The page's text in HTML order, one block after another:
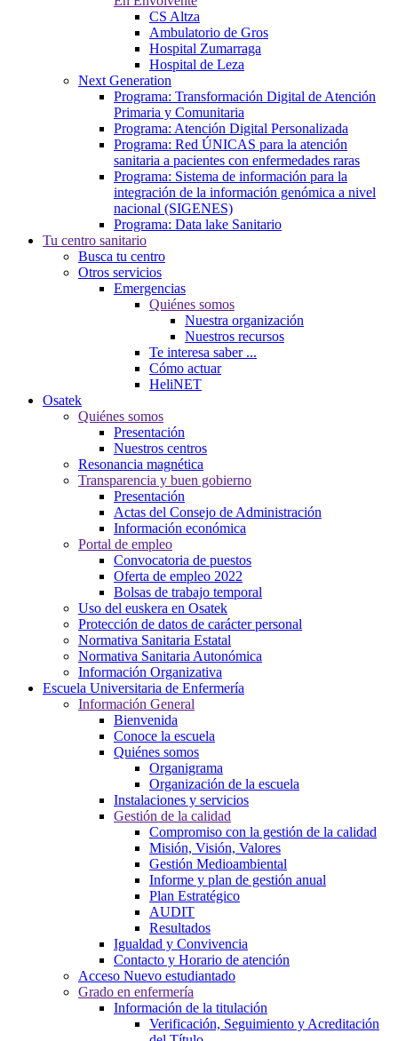
CS Altza
Ambulatorio de Gros
Hospital Zumarraga
Hospital de Leza
Next Generation
Programa: Transformación Digital de Atención
Primaria y Comunitaria
Programa: Atención Digital Personalizada
Programa: Red ÚNICAS para la atención
sanitaria a pacientes con enfermedades raras
Programa: Sistema de información para la
integración de la información genómica a nivel
nacional (SIGENES)
Programa: Data lake Sanitario
Tu centro sanitario
Busca tu centro
Otros servicios
Emergencias
Quiénes somos
Nuestra organización
Nuestros recursos
Te interesa saber ...
Cómo actuar
HeliNET
Osatek
Quiénes somos
Presentación
Nuestros centros
Resonancia magnética
Transparencia y buen gobierno
Presentación
Actas del Consejo de Administración
Información económica
Portal de empleo
Convocatoria de puestos
Oferta de empleo 2022
Bolsas de trabajo temporal
Uso del euskera en Osatek
Protección de datos de carácter personal
Normativa Sanitaria Estatal
Normativa Sanitaria Autonómica
Información Organizativa
Escuela Universitaria de Enfermería
Información General
Bienvenida
Conoce la escuela
Quiénes somos
Organigrama
Organización de la escuela
Instalaciones y servicios
Gestión de la calidad
Compromiso con la gestión de la calidad
Misión, Visión, Valores
Gestión Medioambiental
Informe y plan de gestión anual
Plan Estratégico
AUDIT
Resultados
Igualdad y Convivencia
Contacto y Horario de atención
Acceso Nuevo estudiantado
Grado en enfermería
Información de la titulación
Verificación, Seguimiento y Acreditación